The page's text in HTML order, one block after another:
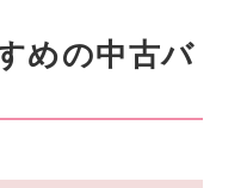
ンジンのCB1100シリ
中古車で買おうと思
う良いお値段だけ
『チョイフル！』の
めの中古バ